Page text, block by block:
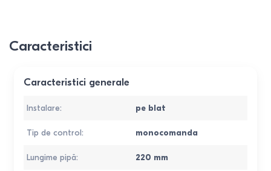
Caracteristici
Caracteristici generale
Instalare: pe blat
Tip de control: monocomanda
Lungime pipă: 220 mm